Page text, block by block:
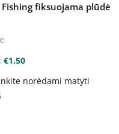
fiksuojama plūdė
€1.50
norėdami matyti